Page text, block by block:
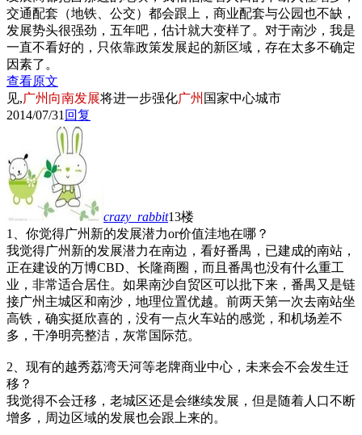
交通配套（地铁、公交）都会跟上，商业配套与公园也不缺，
发展势头很强劲，五年吧，估计就大变样了。对于南沙，我是
一直不看好的，只依靠政策发展起的新区域，存在太多不确定
因素了。
查看原文
见,广州向南发展将进一步强化广州 国家中心城市
2014/07/31回复
crazy_rabbit13楼
1、你觉得广州新的发展潜力or价值洼地在哪？
我觉得广州新的发展潜力在南边，看好番禺，已建成的南站，
正在建设的万博CBD、长隆商圈，而且番禺也没有什么重工
业，非常适合居住。如果南沙自贸区可以批下来，番禺又是链
接广州主城区和南沙，地理位置优越。前两天第一次去南站坐
高铁，确实挺欣喜的，没有一点火车站的感觉，和机场差不
多，干净明亮整洁，灰常国际范。
2、现有的越秀荔湾天河等老牌商业中心，未来会不会发生迁
移？
我觉得不会迁移，老城区还是会继续发展，但是随着人口不断
增多，周边区域的发展也会跟上来的。